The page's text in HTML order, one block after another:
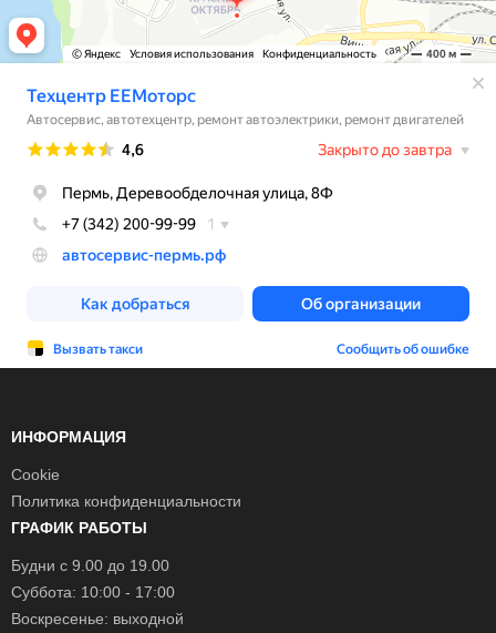
ИНФОРМАЦИЯ
Cookie
Политика конфиденциальности
ГРАФИК РАБОТЫ
Будни с 9.00 до 19.00
Суббота: 10:00 - 17:00
Воскресенье: выходной